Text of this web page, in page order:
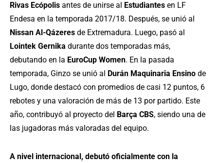
Rivas Ecópolis antes de unirse al Estudiantes en LF
Endesa en la temporada 2017/18. Después, se unió al
Nissan Al-Qázeres de Extremadura. Luego, pasó al
Lointek Gernika durante dos temporadas más,
debutando en la EuroCup Women. En la pasada
temporada, Ginzo se unió al
Durán Maquinaria Ensino de
Lugo, donde destacó con promedios de casi 12 puntos, 6
rebotes y una valoración de más de 13 por partido. Este
año, contribuyó al proyecto del Barça CBS, siendo una de
las jugadoras más valoradas del equipo.
A nivel internacional, debutó oficialmente con la